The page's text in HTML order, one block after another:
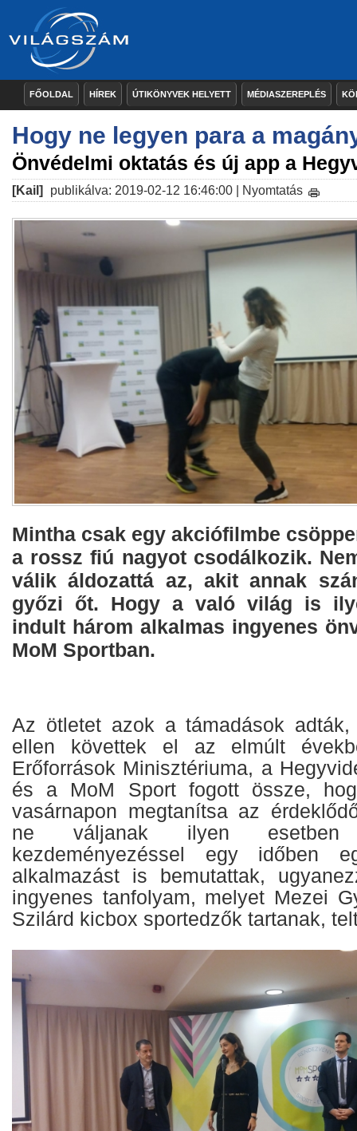
FŐOLDAL HÍREK ÚTIKÖNYVEK HELYETT MÉDIASZEREPLÉS
Hogy ne legyen para a
Önvédelmi oktatás és új app a
[Kail] publikálva: 2019-02-12 16:46:00 | Nyomtatás
Mintha csak egy akciófilmbe
a rossz fiú nagyot csodálkozik.
válik áldozattá az, akit annak
győzi őt. Hogy a való világ is
indult három alkalmas ingyenes
MoM Sportban.
Az ötletet azok a támadások adták,
ellen követtek el az elmúlt
Erőforrások Minisztériuma, a
és a MoM Sport fogott össze,
vasárnapon megtanítsa az
ne váljanak ilyen
kezdeményezéssel egy időben
alkalmazást is bemutattak,
ingyenes tanfolyam, melyet Mezei
Szilárd kicbox sportedzők tartanak,